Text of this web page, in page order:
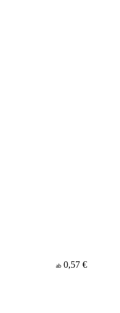
ab 0,57 €